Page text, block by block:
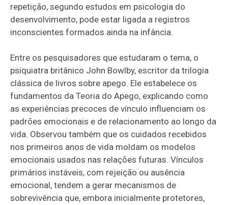
repetição, segundo estudos em psicologia do
desenvolvimento, pode estar ligada a registros
inconscientes formados ainda na infância.
Entre os pesquisadores que estudaram o tema, o
psiquiatra britânico John Bowlby, escritor da trilogia
clássica de livros sobre apego. Ele estabelece os
fundamentos da Teoria do Apego, explicando como
as experiências precoces de vínculo influenciam os
padrões emocionais e de relacionamento ao longo da
vida. Observou também que os cuidados recebidos
nos primeiros anos de vida moldam os modelos
emocionais usados nas relações futuras. Vínculos
primários instáveis, com rejeição ou ausência
emocional, tendem a gerar mecanismos de
sobrevivência que, embora inicialmente protetores,